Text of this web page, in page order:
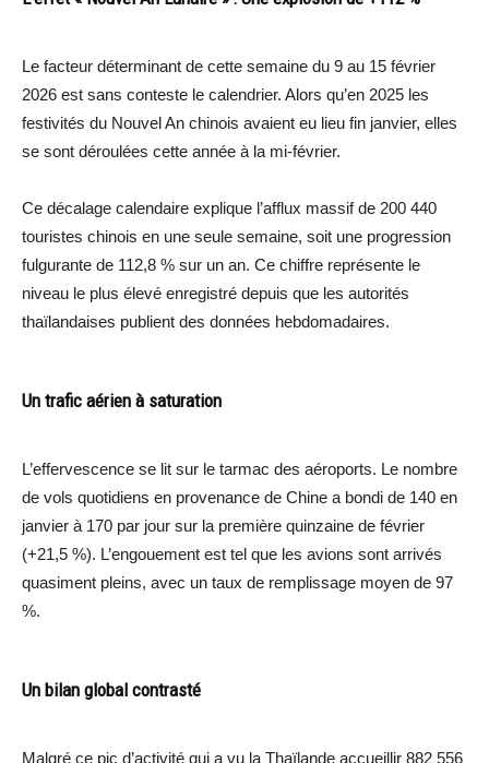
Le facteur déterminant de cette semaine du 9 au 15 février
2026 est sans conteste le calendrier. Alors qu’en 2025 les
festivités du Nouvel An chinois avaient eu lieu fin janvier, elles
se sont déroulées cette année à la mi-février.
Ce décalage calendaire explique l’afflux massif de 200 440
touristes chinois en une seule semaine, soit une progression
fulgurante de 112,8 % sur un an. Ce chiffre représente le
niveau le plus élevé enregistré depuis que les autorités
thaïlandaises publient des données hebdomadaires.
Un trafic aérien à saturation
L’effervescence se lit sur le tarmac des aéroports. Le nombre
de vols quotidiens en provenance de Chine a bondi de 140 en
janvier à 170 par jour sur la première quinzaine de février
(+21,5 %). L’engouement est tel que les avions sont arrivés
quasiment pleins, avec un taux de remplissage moyen de 97
%.
Un bilan global contrasté
Malgré ce pic d’activité qui a vu la Thaïlande accueillir 882 556